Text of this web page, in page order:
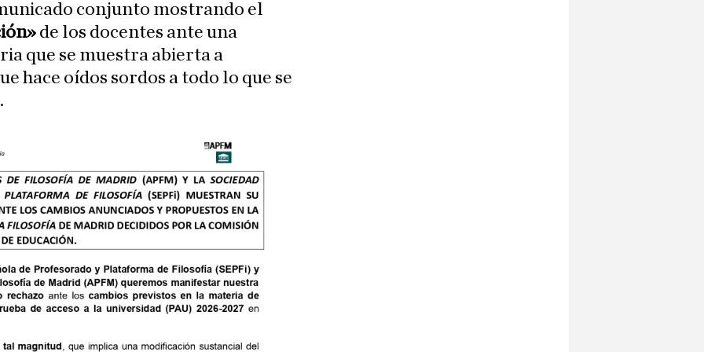
conjunto mostrando el
de los docentes ante una
que se muestra abierta a
hace oídos sordos a todo lo que se